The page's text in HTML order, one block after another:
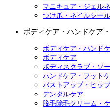
マニキュア・ジェル
つけ爪・ネイルシール
ボディケア・ハンドケア
ボディケア・ハンド
ボディケア
ボディスクラブ・ソ
ハンドケア・フット
バストアップ・ヒッ
デンタルケア
脱毛除毛クリーム・